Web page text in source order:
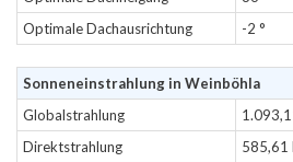
Optimale Dachausrichtung
-2 °
Sonneneinstrahlung in Weinböhla
Globalstrahlung
Direktstrahlung
585,61